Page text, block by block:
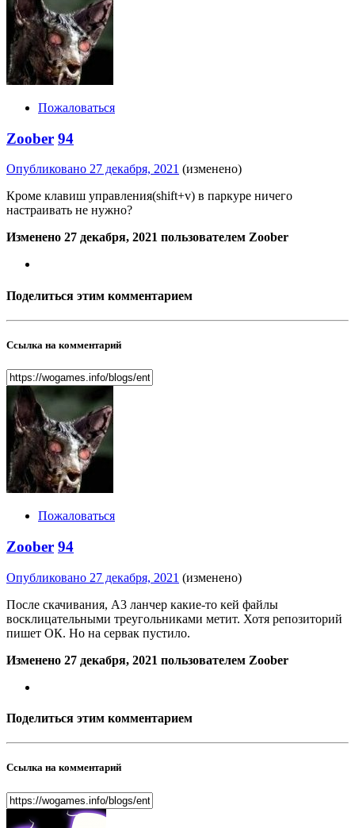
Пожаловаться
Zoober 94
Опубликовано 27 декабря, 2021 (изменено)
Кроме клавиш управления(shift+v) в паркуре ничего
настраивать не нужно?
Изменено 27 декабря, 2021 пользователем Zoober
Поделиться этим комментарием
Ссылка на комментарий
Пожаловаться
Zoober 94
Опубликовано 27 декабря, 2021 (изменено)
После скачивания, А3 ланчер какие-то кей файлы
восклицательными треугольниками метит. Хотя репозиторий
пишет ОК. Но на сервак пустило.
Изменено 27 декабря, 2021 пользователем Zoober
Поделиться этим комментарием
Ссылка на комментарий